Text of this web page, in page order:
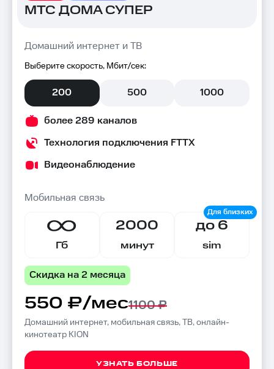
МТС ДОМА СУПЕР
Домашний интернет и ТВ
Выберите скорость, Мбит/сек:
200 500 1000
более 289 каналов
Технология подключения FTTX
Видеонаблюдение
Мобильная связь
Гб
2000
минут
до 6
sim
Скидка на 2 месяца
550 ₽/мес1100 ₽
Домашний интернет, мобильная связь, ТВ, онлайн-
кинотеатр KION
УЗНАТЬ БОЛЬШЕ